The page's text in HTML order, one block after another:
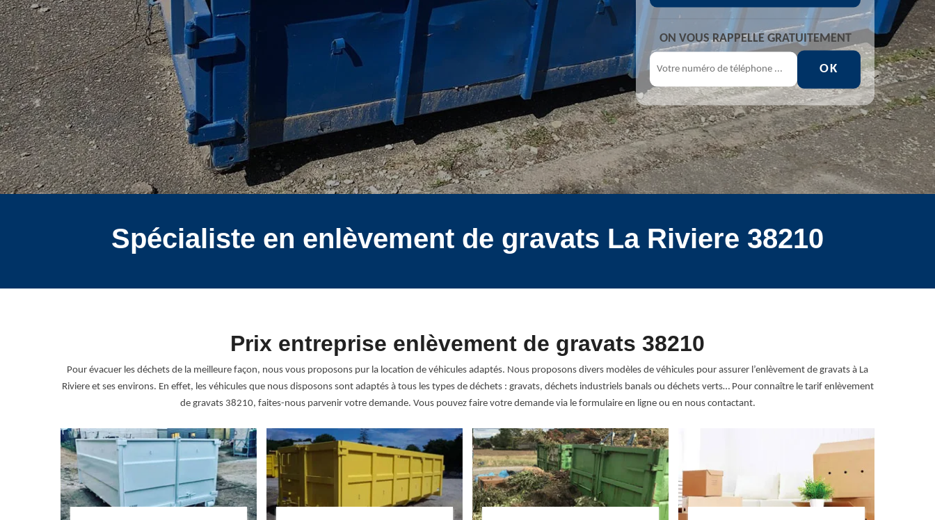
ON VOUS RAPPELLE GRATUITEMENT
Spécialiste en enlèvement de gravats La Riviere 38210
Prix entreprise enlèvement de gravats 38210
Pour évacuer les déchets de la meilleure façon, nous vous proposons pur la location de véhicules adaptés. Nous proposons divers modèles de véhicules pour assurer l’enlèvement de gravats à La
Riviere et ses environs. En effet, les véhicules que nous disposons sont adaptés à tous les types de déchets : gravats, déchets industriels banals ou déchets verts… Pour connaître le tarif enlèvement
de gravats 38210, faites-nous parvenir votre demande. Vous pouvez faire votre demande via le formulaire en ligne ou en nous contactant.